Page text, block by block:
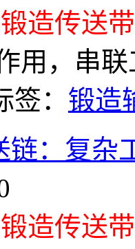
锻造传送带
用，串
签： 锻造
链：复杂
锻造传送带